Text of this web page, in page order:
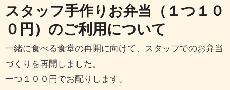
スタッフ手作りお弁当（１つ１０
０円）のご利用について
一緒に食べる食堂の再開に向けて、スタッフでのお弁当
づくりを再開しました。
一つ１００円でお配りします。